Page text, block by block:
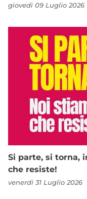
giovedì 09 Luglio 2026
Si parte, si torna,
che resiste!
venerdì 31 Luglio 2026